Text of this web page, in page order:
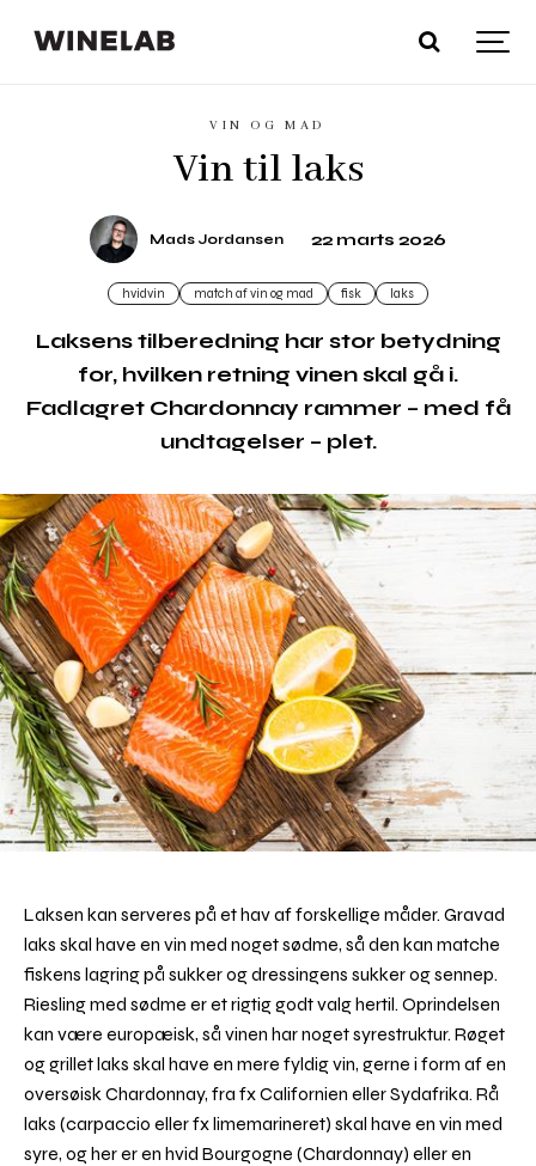
VIN OG MAD
Vin til laks
Mads Jordansen 22 marts 2026
hvidvin match af vin og mad fisk laks
Laksens tilberedning har stor betydning
for, hvilken retning vinen skal gå i.
Fadlagret Chardonnay rammer – med få
undtagelser – plet.
Laksen kan serveres på et hav af forskellige måder. Gravad
laks skal have en vin med noget sødme, så den kan matche
fiskens lagring på sukker og dressingens sukker og sennep.
Riesling med sødme er et rigtig godt valg hertil. Oprindelsen
kan være europæisk, så vinen har noget syrestruktur. Røget
og grillet laks skal have en mere fyldig vin, gerne i form af en
oversøisk Chardonnay, fra fx Californien eller Sydafrika. Rå
laks (carpaccio eller fx limemarineret) skal have en vin med
syre, og her er en hvid Bourgogne (Chardonnay) eller en